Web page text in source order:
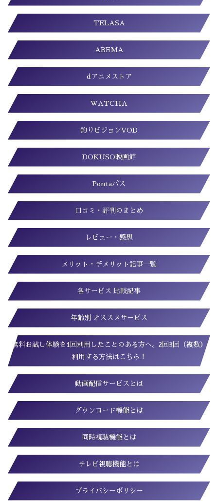
TELASA
ABEMA
dアニメストア
WATCHA
釣りビジョンVOD
DOKUSO映画館
Pontaパス
口コミ・評判のまとめ
レビュー・感想
メリット・デメリット記事一覧
各サービス 比較記事
年齢別 オススメサービス
無料お試し体験を1回利用したことのある方へ。2回3回（複数）
利用する方法はこちら！
動画配信サービスとは
ダウンロード機能とは
同時視聴機能とは
テレビ視聴機能とは
プライバシーポリシー